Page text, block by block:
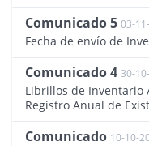
Comunicado 5 03-
Fecha de envío de
Comunicado 4 30-
Librillos de Inventario
Registro Anual de
Comunicado 10-10-